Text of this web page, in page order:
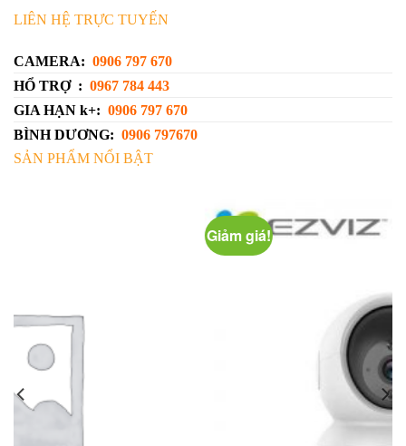
LIÊN HỆ TRỰC TUYẾN
CAMERA: 0906 797 670
HỔ TRỢ : 0967 784 443
GIA HẠN k+: 0906 797 670
BÌNH DƯƠNG: 0906 797670
SẢN PHẨM NỔI BẬT